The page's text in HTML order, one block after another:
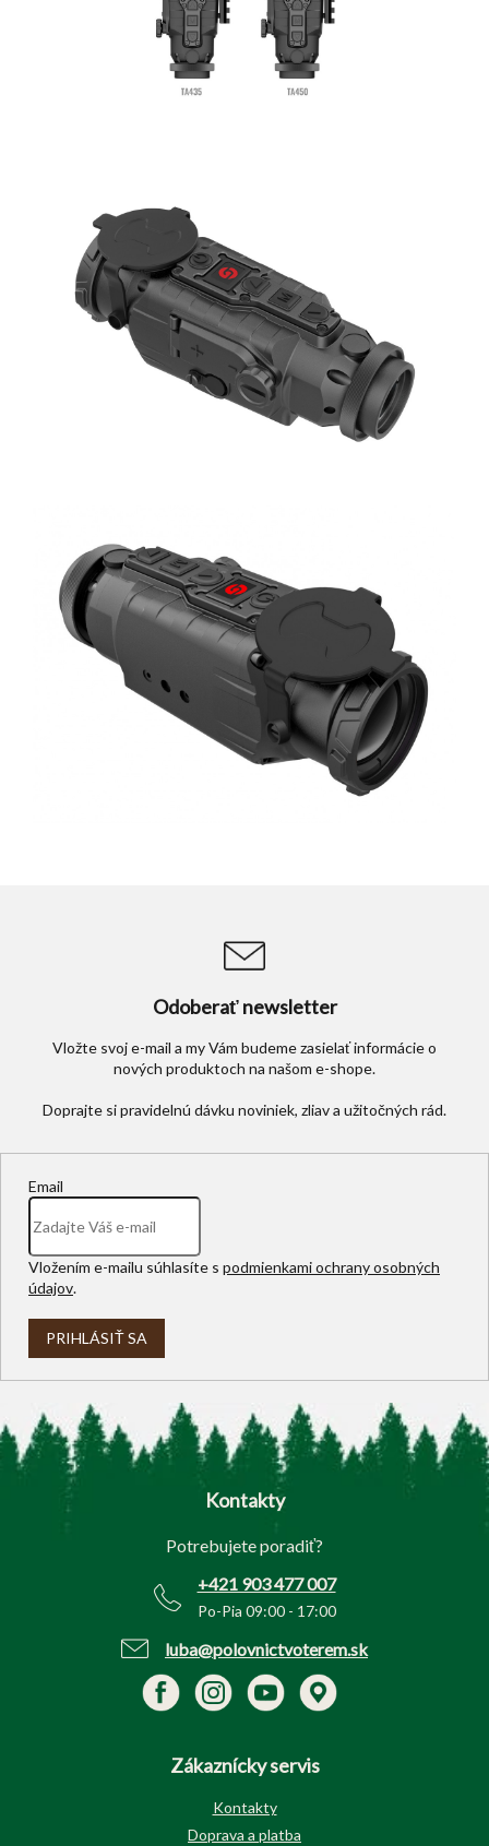
Odoberať newsletter
Vložte svoj e-mail a my Vám budeme zasielať informácie o
nových produktoch na našom e-shope.
Email
Vložením e-mailu súhlasíte s podmienkami ochrany osobných
údajov.
PRIHLÁSIŤ SA
Z
Kontakty
Potrebujete poradiť?
+421 903 477 007
Po-Pia 09:00 - 17:00
luba@polovnictvoterem.sk
Zákaznícky servis
Kontakty
Doprava a platba